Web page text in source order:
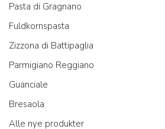
Pasta di Gragnano
Fuldkornspasta
Zizzona di Battipaglia
Parmigiano Reggiano
Guanciale
Bresaola
Alle nye produkter